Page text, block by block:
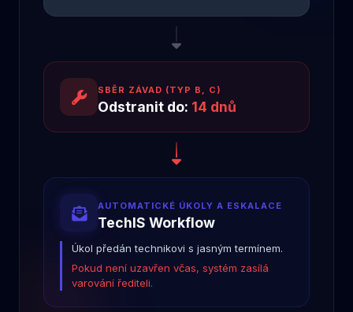
SBĚR ZÁVAD (TYP B, C)
Odstranit do: 14 dnů
AUTOMATICKÉ ÚKOLY A ESKALACE
TechIS Workflow
Úkol předán technikovi s jasným termínem.
Pokud není uzavřen včas, systém zasílá
varování řediteli.